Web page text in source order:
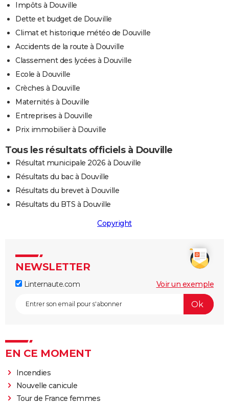
Impôts à Douville
Dette et budget de Douville
Climat et historique météo de Douville
Accidents de la route à Douville
Classement des lycées à Douville
Ecole à Douville
Crèches à Douville
Maternités à Douville
Entreprises à Douville
Prix immobilier à Douville
Tous les résultats officiels à Douville
Résultat municipale 2026 à Douville
Résultats du bac à Douville
Résultats du brevet à Douville
Résultats du BTS à Douville
Copyright
NEWSLETTER
Linternaute.com Voir un exemple
EN CE MOMENT
Incendies
Nouvelle canicule
Tour de France femmes